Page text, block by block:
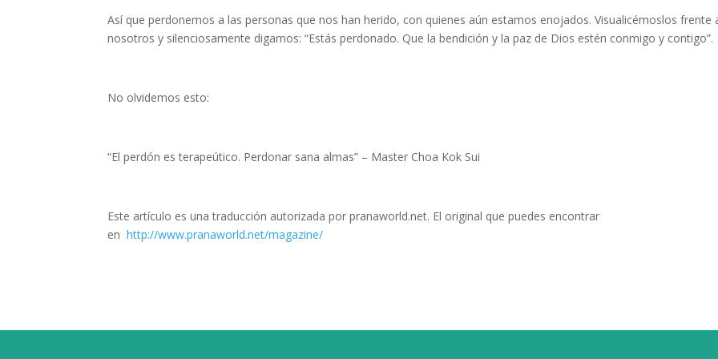
Así que perdonemos a las personas que nos han herido, con quienes aún estamos enojados. Visualicémoslos frente
nosotros y silenciosamente digamos: “Estás perdonado. Que la bendición y la paz de Dios estén conmigo y contigo”.
No olvidemos esto:
“El perdón es terapeútico. Perdonar sana almas” – Master Choa Kok Sui
Este artículo es una traducción autorizada por pranaworld.net. El original que puedes encontrar
enhttp://www.pranaworld.net/magazine/